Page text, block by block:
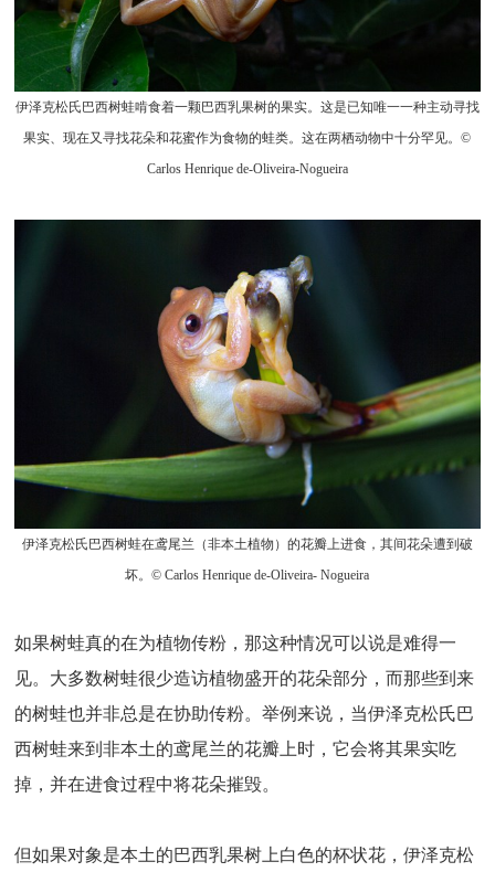
伊泽克松氏巴西树蛙啃食着一颗巴西乳果树的果实。这是已知唯一一种主动寻找
果实、现在又寻找花朵和花蜜作为食物的蛙类。这在两栖动物中十分罕见。©
Carlos Henrique de-Oliveira-Nogueira
伊泽克松氏巴西树蛙在鸢尾兰（非本土植物）的花瓣上进食，其间花朵遭到破
坏。© Carlos Henrique de-Oliveira- Nogueira
如果树蛙真的在为植物传粉，那这种情况可以说是难得一
见。大多数树蛙很少造访植物盛开的花朵部分，而那些到来
的树蛙也并非总是在协助传粉。举例来说，当伊泽克松氏巴
西树蛙来到非本土的鸢尾兰的花瓣上时，它会将其果实吃
掉，并在进食过程中将花朵摧毁。
但如果对象是本土的巴西乳果树上白色的杯状花，伊泽克松